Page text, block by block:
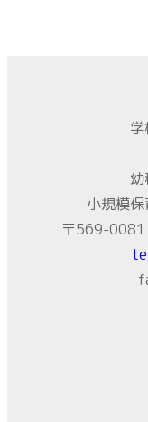
小規模
〒569-0081